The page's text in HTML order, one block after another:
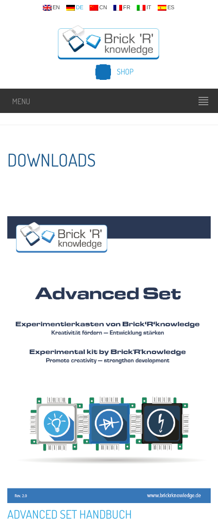
EN DE CN FR IT ES
SHOP
MENU
DOWNLOADS
ADVANCED SET HANDBUCH